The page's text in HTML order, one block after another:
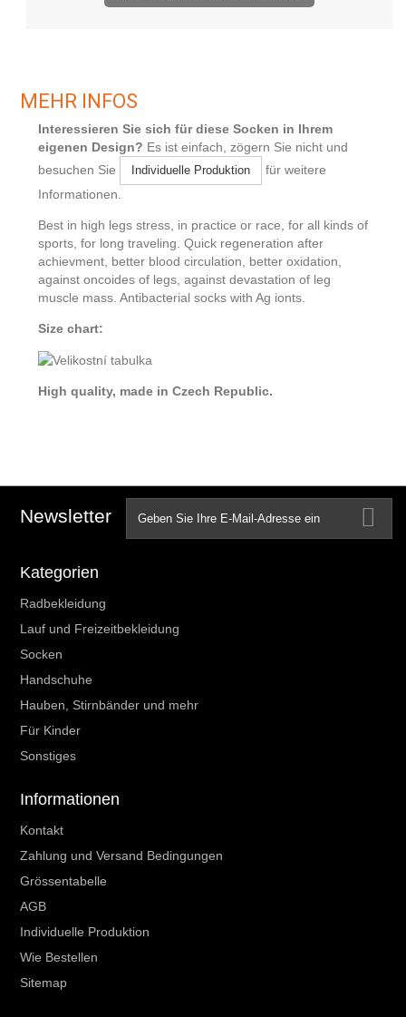
MEHR INFOS
Interessieren Sie sich für diese Socken in Ihrem
eigenen Design? Es ist einfach, zögern Sie nicht und
besuchen Sie
Individuelle Produktion
für weitere
Informationen.
Best in high legs stress, in practice or race, for all kinds of
sports, for long traveling. Quick regeneration after
achievment, better blood circulation, better oxidation,
against oncoides of legs, against devastation of leg
muscle mass. Antibacterial socks with Ag ionts.
Size chart:
High quality, made in Czech Republic.
Newsletter
Kategorien
Radbekleidung
Lauf und Freizeitbekleidung
Socken
Handschuhe
Hauben, Stirnbänder und mehr
Für Kinder
Sonstiges
Informationen
Kontakt
Zahlung und Versand Bedingungen
Grössentabelle
AGB
Individuelle Produktion
Wie Bestellen
Sitemap